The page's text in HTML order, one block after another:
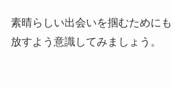
素晴らしい出会いを掴むために
放すよう意識してみましょう。